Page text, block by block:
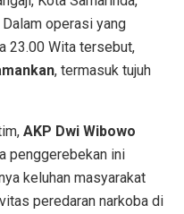
operasi yang
23.00 Wita tersebut,
, termasuk tujuh
AKP Dwi Wibowo
penggerebekan ini
keluhan masyarakat
peredaran narkoba di